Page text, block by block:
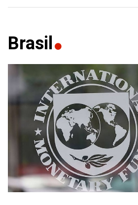
Brasil